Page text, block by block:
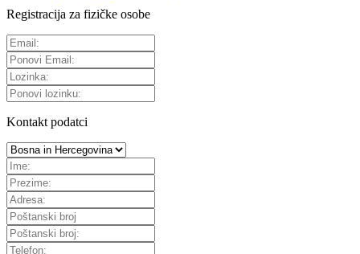
Registracija za fizičke osobe
Kontakt podatci